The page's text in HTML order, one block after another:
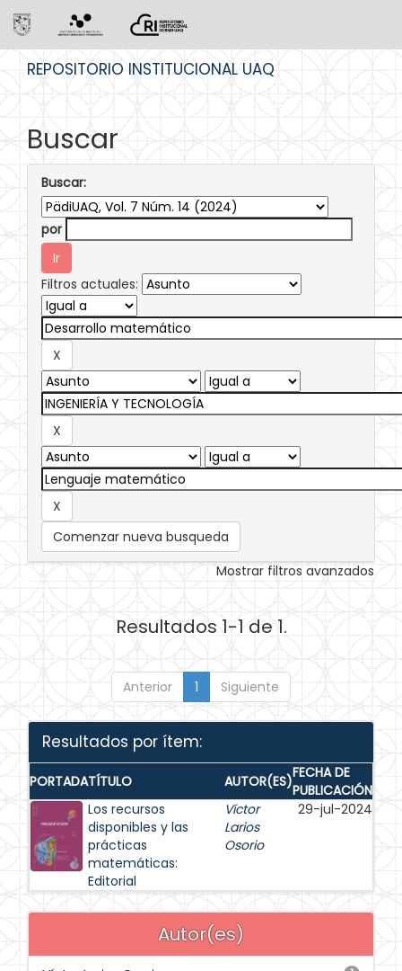
REPOSITORIO INSTITUCIONAL UAQ
Buscar
Buscar:
por
Filtros actuales:
Comenzar nueva busqueda
Mostrar filtros avanzados
Resultados 1-1 de 1.
Anterior 1 Siguiente
Resultados por ítem:
PORTADATÍTULO AUTOR(ES)FECHA DE
PUBLICACIÓN
Los recursos
disponibles y las
prácticas
matemáticas:
Editorial
Víctor
Larios
Osorio
29-jul-2024
Autor(es)